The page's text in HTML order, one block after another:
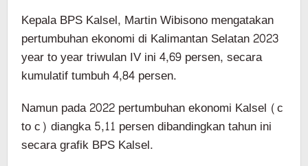
Kepala BPS Kalsel, Martin Wibisono mengatakan
pertumbuhan ekonomi di Kalimantan Selatan 2023
year to year triwulan IV ini 4,69 persen, secara
kumulatif tumbuh 4,84 persen.
Namun pada 2022 pertumbuhan ekonomi Kalsel (c
to c) diangka 5,11 persen dibandingkan tahun ini
secara grafik BPS Kalsel.